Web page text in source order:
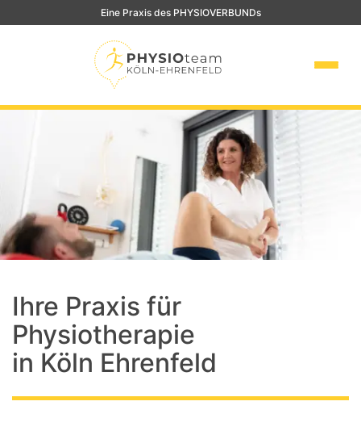
Eine Praxis des PHYSIOVERBUNDs
Ihre Praxis für
Physiotherapie
in Köln Ehrenfeld